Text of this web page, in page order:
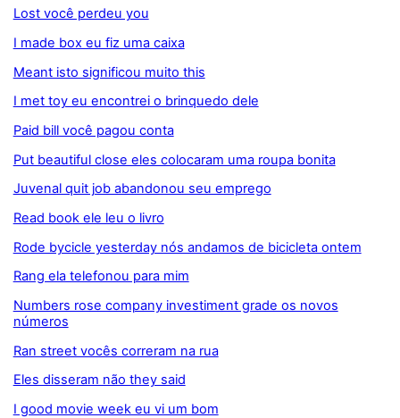
Lost você perdeu you
I made box eu fiz uma caixa
Meant isto significou muito this
I met toy eu encontrei o brinquedo dele
Paid bill você pagou conta
Put beautiful close eles colocaram uma roupa bonita
Juvenal quit job abandonou seu emprego
Read book ele leu o livro
Rode bycicle yesterday nós andamos de bicicleta ontem
Rang ela telefonou para mim
Numbers rose company investiment grade os novos
números
Ran street vocês correram na rua
Eles disseram não they said
I good movie week eu vi um bom